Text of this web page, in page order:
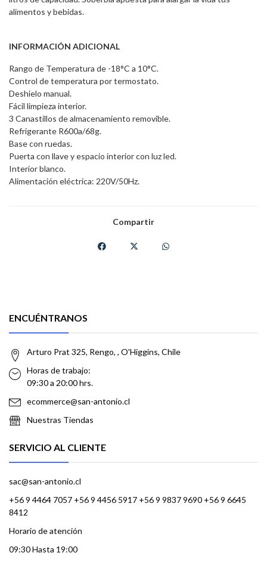
alimentos y bebidas.
INFORMACIÓN ADICIONAL
Rango de Temperatura de -18°C a 10°C.
Control de temperatura por termostato.
Deshielo manual.
Fácil limpieza interior.
3 Canastillos de almacenamiento removible.
Refrigerante R600a/68g.
Base con ruedas.
Puerta con llave y espacio interior con luz led.
Interior blanco.
Alimentación eléctrica: 220V/50Hz.
Compartir
ENCUÉNTRANOS
Arturo Prat 325, Rengo, , O'Higgins, Chile
Horas de trabajo:
09:30 a 20:00 hrs.
ecommerce@san-antonio.cl
Nuestras Tiendas
SERVICIO AL CLIENTE
sac@san-antonio.cl
+56 9 4464 7057 +56 9 4456 5917 +56 9 9837 9690 +56 9 6645
8412
Horario de atención
09:30 Hasta 19:00